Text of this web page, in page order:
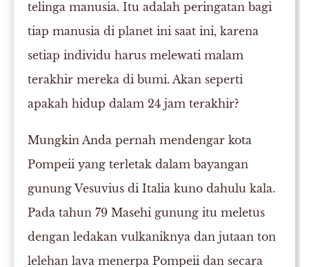
telinga manusia. Itu adalah peringatan bagi
tiap manusia di planet ini saat ini, karena
setiap individu harus melewati malam
terakhir mereka di bumi. Akan seperti
apakah hidup dalam 24 jam terakhir?
Mungkin Anda pernah mendengar kota
Pompeii yang terletak dalam bayangan
gunung Vesuvius di Italia kuno dahulu kala.
Pada tahun 79 Masehi gunung itu meletus
dengan ledakan vulkaniknya dan jutaan ton
lelehan lava menerpa Pompeii dan secara